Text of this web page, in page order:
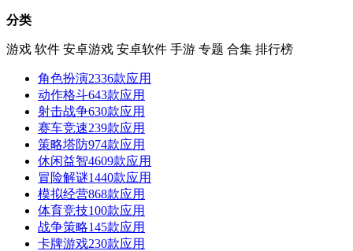
分类
游戏 软件 安卓游戏 安卓软件 手游 专题 合集 排行榜
角色扮演2336款应用
动作格斗643款应用
射击战争630款应用
赛车竞速239款应用
策略塔防974款应用
休闲益智4609款应用
冒险解谜1440款应用
模拟经营868款应用
体育竞技100款应用
战争策略145款应用
卡牌游戏230款应用